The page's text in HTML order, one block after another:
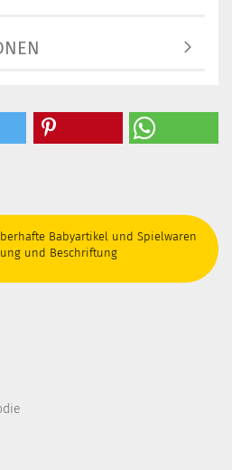
Babyartikel und Spielwaren
und Beschriftung